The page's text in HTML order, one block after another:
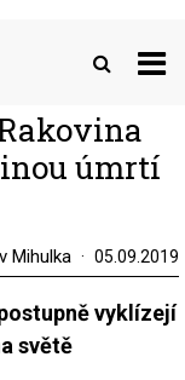
úmrtí
Mihulka 05.09.2019
vyklízejí
světě